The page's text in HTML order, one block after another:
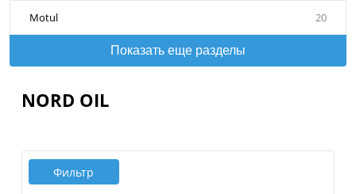
Motul 20
Показать еще разделы
NORD OIL
Фильтр